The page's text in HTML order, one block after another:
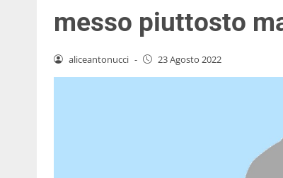
messo piuttosto
aliceantonucci - 23 Agosto 2022